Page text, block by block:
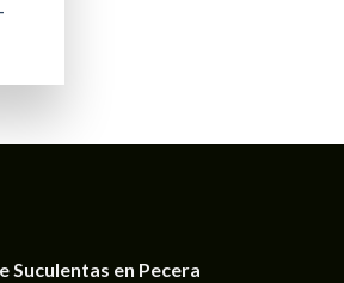
Suculentas en Pecera